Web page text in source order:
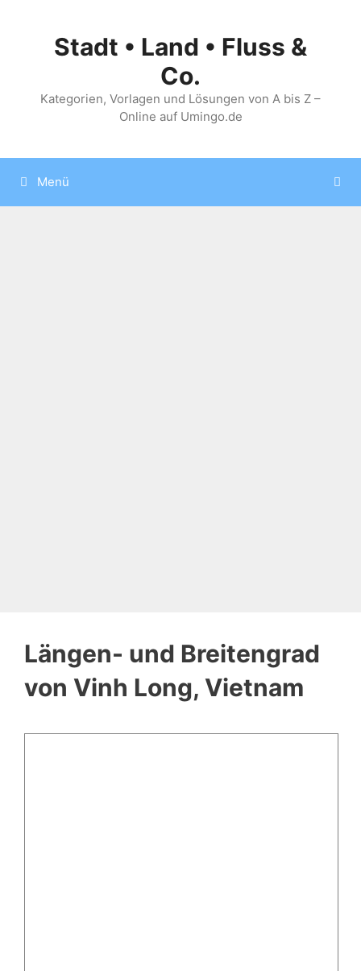
springenStadt • Land • Fluss &
Co.
Kategorien, Vorlagen und Lösungen von A bis Z –
Online auf Umingo.de
Menü
Längen- und Breitengrad
von Vinh Long, Vietnam